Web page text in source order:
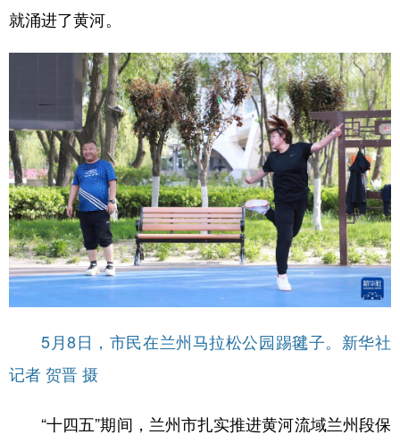
就涌进了黄河。
5月8日，市民在兰州马拉松公园踢毽子。新华社
记者 贺晋 摄
“十四五”期间，兰州市扎实推进黄河流域兰州段保